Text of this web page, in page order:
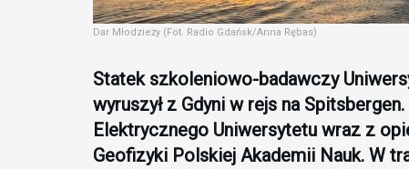
Dar Młodzieży (Fot. Radio Gdańsk/Anna Rębas)
Statek szkoleniowo-badawczy
wyruszył z Gdyni w rejs na
Elektrycznego Uniwersytetu wraz z
Geofizyki Polskiej Akademii Nauk. W